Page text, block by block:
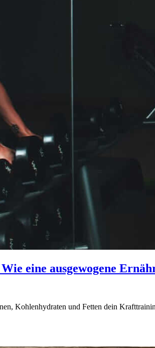
eine ausgewogene
Kohlenhydraten und Fetten dein